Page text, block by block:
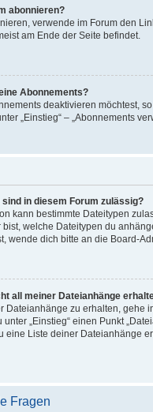
abonnieren?
verwende im Forum den
am Ende der Seite befindet.
Abonnements?
deaktivieren möchtest,
„Einstieg“ – „Abonnements
in diesem Forum zulässig?
kann bestimmte Dateitypen
bist, welche Dateitypen du
wende dich bitte an die Board-
all meiner Dateianhänge
Dateianhänge zu erhalten, gehe
unter „Einstieg“ einen Punkt
eine Liste deiner Dateianhänge
Fragen